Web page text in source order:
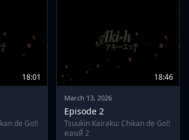
18:01
de Go!!
18:46
March 13, 2026
Episode 2
Tsuukin Kairaku: Chikan de Go!!
ตอนที่ 2